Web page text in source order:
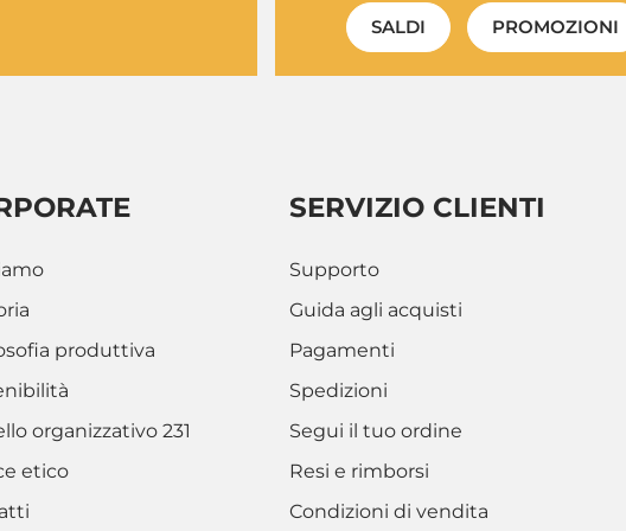
SALDI PROMOZIONI
produttiva
organizzativo 231
etico
SERVIZIO CLIENTI
Supporto
Guida agli acquisti
Pagamenti
Spedizioni
Segui il tuo ordine
Resi e rimborsi
Condizioni di vendita